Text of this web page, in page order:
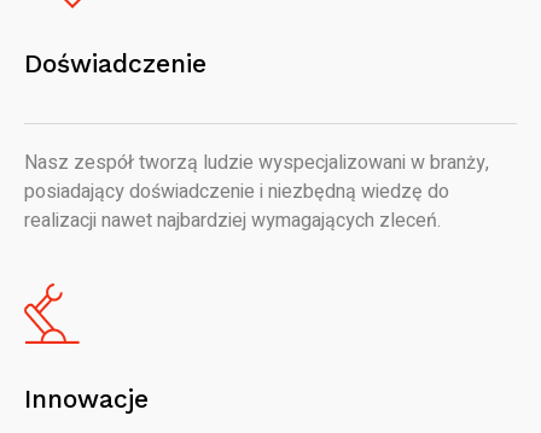
Doświadczenie
Nasz zespół tworzą ludzie wyspecjalizowani w branży,
posiadający doświadczenie i niezbędną wiedzę do
realizacji nawet najbardziej wymagających zleceń.
Innowacje